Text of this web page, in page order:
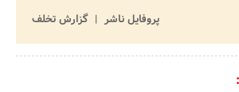
پروفایل ناشر
گزارش تخلف